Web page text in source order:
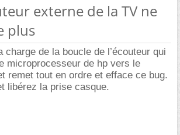
externe de la TV ne
plus
charge de la boucle de l’écouteur qui
microprocesseur de hp vers le
remet tout en ordre et efface ce bug.
libérez la prise casque.